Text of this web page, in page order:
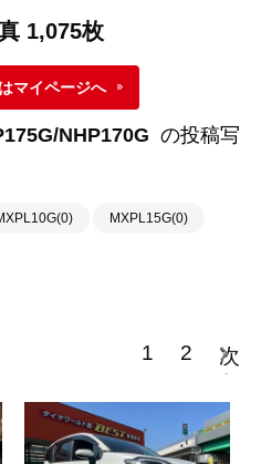
1,075枚
マイページへ
NHP170G の投稿写
MXPL15G(0)
1 2
次
へ
>
>